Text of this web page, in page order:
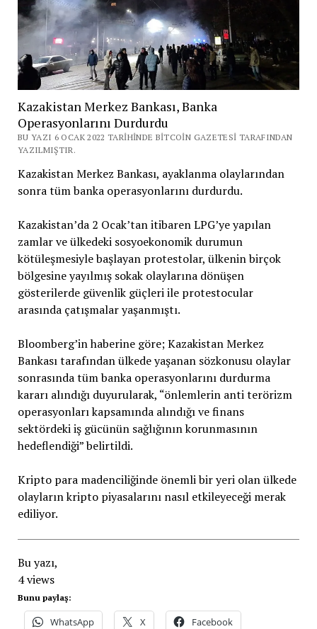
Kazakistan Merkez Bankası, Banka
Operasyonlarını Durdurdu
BU YAZI 6 OCAK 2022 TARIHINDE BITCOIN GAZETESI TARAFINDAN
YAZILMIŞTIR.
Kazakistan Merkez Bankası, ayaklanma olaylarından
sonra tüm banka operasyonlarını durdurdu.
Kazakistan’da 2 Ocak’tan itibaren LPG’ye yapılan
zamlar ve ülkedeki sosyoekonomik durumun
kötüleşmesiyle başlayan protestolar, ülkenin birçok
bölgesine yayılmış sokak olaylarına dönüşen
gösterilerde güvenlik güçleri ile protestocular
arasında çatışmalar yaşanmıştı.
Bloomberg’in haberine göre; Kazakistan Merkez
Bankası tarafından ülkede yaşanan sözkonusu olaylar
sonrasında tüm banka operasyonlarını durdurma
kararı alındığı duyurularak, “önlemlerin anti terörizm
operasyonları kapsamında alındığı ve finans
sektördeki iş gücünün sağlığının korunmasının
hedeflendiği” belirtildi.
Kripto para madenciliğinde önemli bir yeri olan ülkede
olayların kripto piyasalarını nasıl etkileyeceği merak
ediliyor.
Bu yazı,
4 views
Bunu paylaş:
WhatsApp X Facebook